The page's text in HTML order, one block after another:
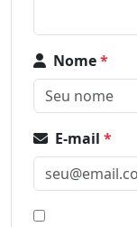
Nome*
E-mail *